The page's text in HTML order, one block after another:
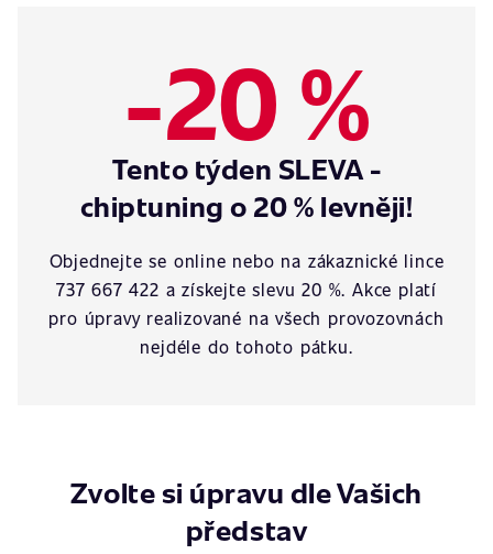
-20 %
Tento týden SLEVA -
chiptuning o 20 % levněji!
Objednejte se online nebo na zákaznické lince
737 667 422 a získejte slevu 20 %. Akce platí
pro úpravy realizované na všech provozovnách
nejdéle do tohoto pátku.
Zvolte si úpravu dle Vašich
představ